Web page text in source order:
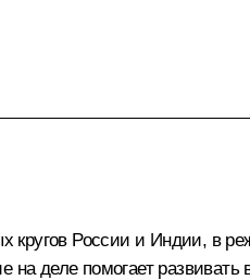
России и Индии, в
на деле помогает